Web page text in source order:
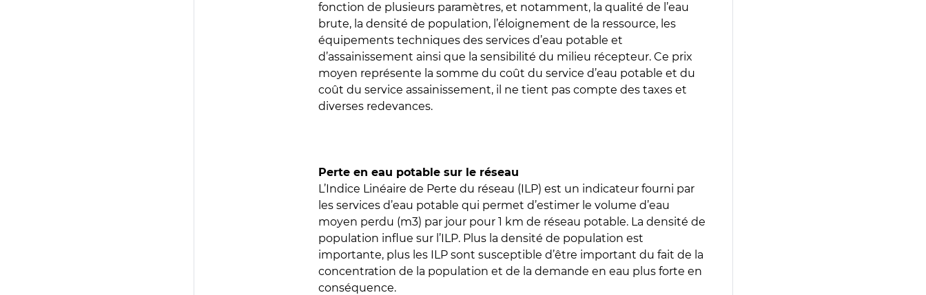
fonction de plusieurs paramètres, et notamment, la qualité de l’eau
brute, la densité de population, l’éloignement de la ressource, les
équipements techniques des services d’eau potable et
d’assainissement ainsi que la sensibilité du milieu récepteur. Ce prix
moyen représente la somme du coût du service d’eau potable et du
coût du service assainissement, il ne tient pas compte des taxes et
diverses redevances.
Perte en eau potable sur le réseau
L’Indice Linéaire de Perte du réseau (ILP) est un indicateur fourni par
les services d’eau potable qui permet d’estimer le volume d’eau
moyen perdu (m3) par jour pour 1 km de réseau potable. La densité de
population influe sur l’ILP. Plus la densité de population est
importante, plus les ILP sont susceptible d’être important du fait de la
concentration de la population et de la demande en eau plus forte en
conséquence.